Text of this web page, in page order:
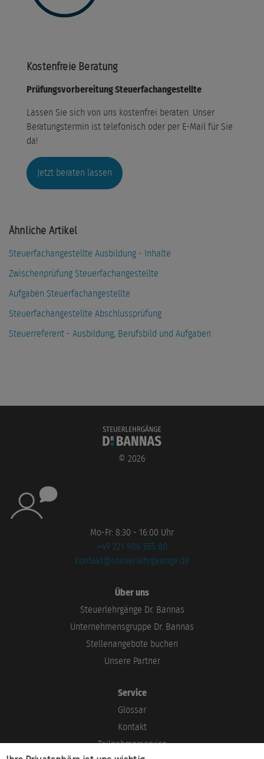
Kostenfreie Beratung
Prüfungsvorbereitung Steuerfachangestellte
Lassen Sie sich von uns kostenfrei beraten. Unser
Beratungstermin ist telefonisch oder per E-Mail für Sie
da!
Jetzt beraten lassen
Ähnliche Artikel
Steuerfachangestellte Ausbildung - Inhalte
Zwischenprüfung Steuerfachangestellte
Aufgaben Steuerfachangestellte
Steuerfachangestellte Abschlussprüfung
Steuerreferent - Ausbildung, Berufsbild und Aufgaben
© 2026
Mo-Fr: 8:30 - 16:00 Uhr
+49 221 986 555 80
kontakt@steuerlehrgaenge.de
Über uns
Steuerlehrgänge Dr. Bannas
Unternehmensgruppe Dr. Bannas
Stellenangebote buchen
Unsere Partner
Service
Glossar
Kontakt
Teilnehmerservice